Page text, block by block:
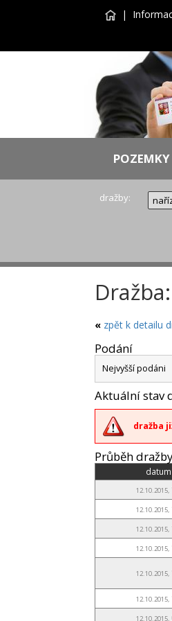
|
POZEMKY
dražby:
« zpět k detailu
Podání
Nejvyšší podáni
Aktuální stav
dražba
Průběh dražby
12.10.2015,
12.10.2015,
12.10.2015,
12.10.2015,
12.10.2015,
12.10.2015,
12.10.2015,